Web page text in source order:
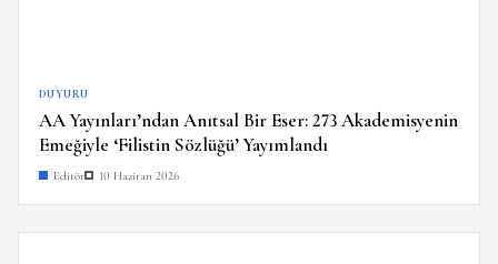
DUYURU
AA Yayınları’ndan Anıtsal Bir Eser: 273 Akademisyenin
Emeğiyle ‘Filistin Sözlüğü’ Yayımlandı
Editör 10 Haziran 2026